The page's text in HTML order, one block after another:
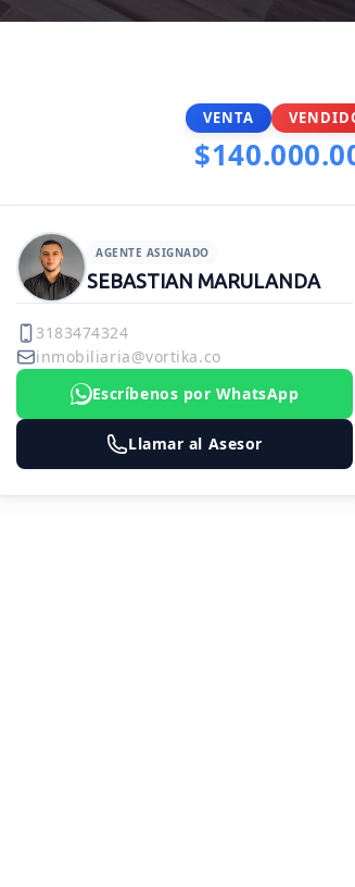
VENTA
AGENTE ASIGNADO
SEBASTIAN MARULANDA
3183474324
inmobiliaria@vortika.co
Escríbenos por WhatsApp
Llamar al Asesor